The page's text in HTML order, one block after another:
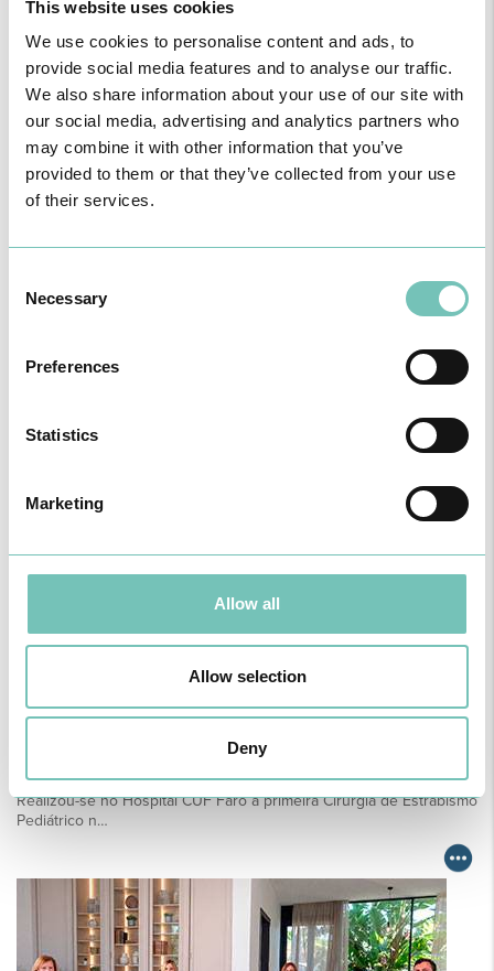
This website uses cookies
We use cookies to personalise content and ads, to
provide social media features and to analyse our traffic.
We also share information about your use of our site with
our social media, advertising and analytics partners who
may combine it with other information that you’ve
provided to them or that they’ve collected from your use
of their services.
Selection
Necessary
Preferences
Statistics
Marketing
Allow all
Allow selection
Deny
Notícias Saudáveis
PRÓXIMOS.
CIRURGIA AO ESTRABISMO PEDIÁTRICO
Realizou-se no Hospital CUF Faro a primeira Cirurgia de Estrabismo
Pediátrico n…